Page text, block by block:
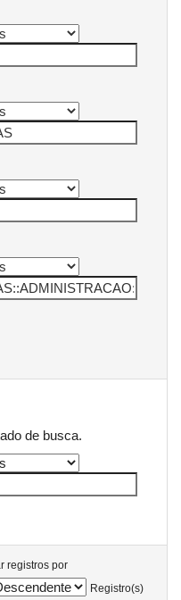
de busca.
registros por
Registro(s)